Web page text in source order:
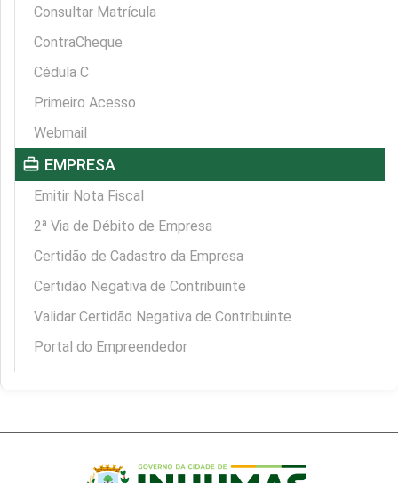
Consultar Matrícula
ContraCheque
Cédula C
Primeiro Acesso
Webmail
card_travel EMPRESA
Emitir Nota Fiscal
2ª Via de Débito de Empresa
Certidão de Cadastro da Empresa
Certidão Negativa de Contribuinte
Validar Certidão Negativa de Contribuinte
Portal do Empreendedor